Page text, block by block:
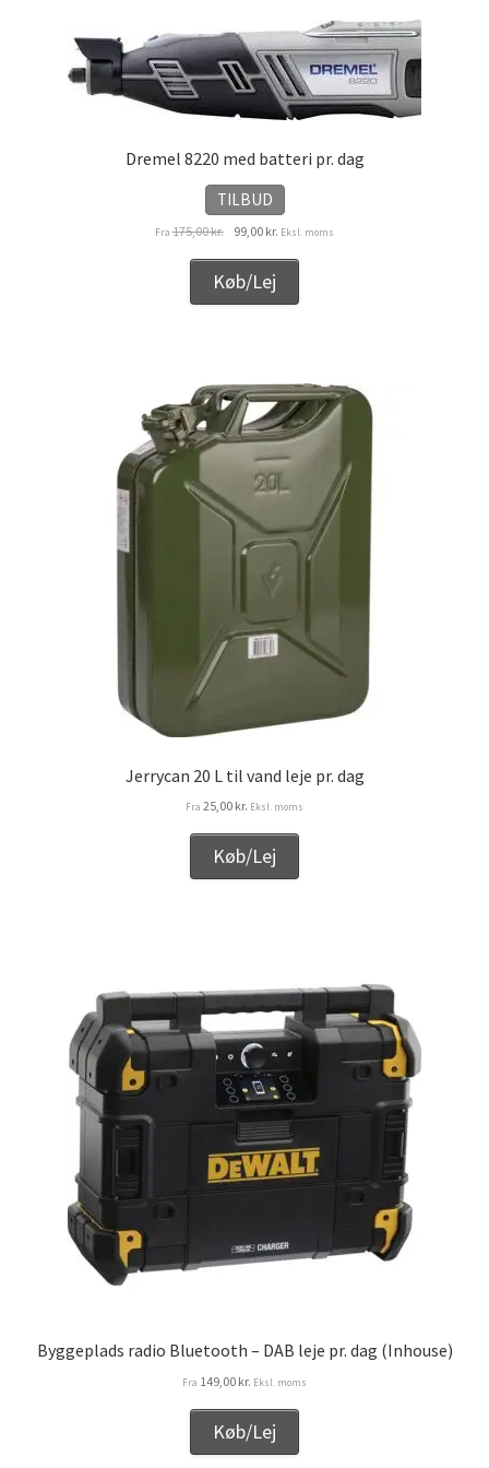
Dremel 8220 med batteri pr. dag
TILBUD
Fra 175,00kr. Den
pris
var:
99,00 kr. Den
Eksl. moms
Køb/Lej
Jerrycan 20 L til vand leje pr. dag
Fra 25,00 kr. Eksl. moms
Køb/Lej
Byggeplads radio Bluetooth – DAB leje pr. dag (Inhouse)
Fra 149,00 kr. Eksl. moms
Køb/Lej